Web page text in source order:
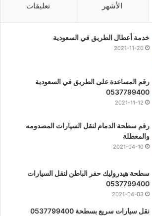
الأشهر تعليقات
خدمة أعطال الطريق في السعودية
2021-11-20
رقم المساعدة على الطريق في السعودية
0537799400
2021-11-12
رقم سطحة الدمام لنقل السيارات المصدومه
والمعطلة
2021-04-10
سطحة هيدروليك حفر الباطن لنقل السيارات
0537799400
2021-04-03
نقل سيارات سريع بسطحة 0537799400